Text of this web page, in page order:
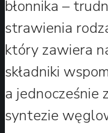
błonnika –
strawienia
który zawiera
składniki
a jednocześnie
syntezie